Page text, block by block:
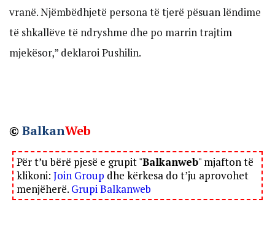
vranë. Njëmbëdhjetë persona të tjerë pësuan lëndime
të shkallëve të ndryshme dhe po marrin trajtim
mjekësor,” deklaroi Pushilin.
© BalkanWeb
Për t’u bërë pjesë e grupit "Balkanweb" mjafton të
klikoni: Join Group dhe kërkesa do t’ju aprovohet
menjëherë. Grupi Balkanweb